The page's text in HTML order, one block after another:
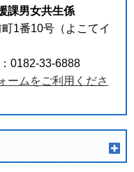
課男女共生係
1番10号（よこてイ
0182-33-6888
ームをご利用くださ